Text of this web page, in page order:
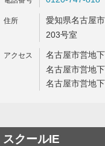
愛知県名古屋
203号室
名古屋市営地
名古屋市営地
名古屋市営地
スクールIE